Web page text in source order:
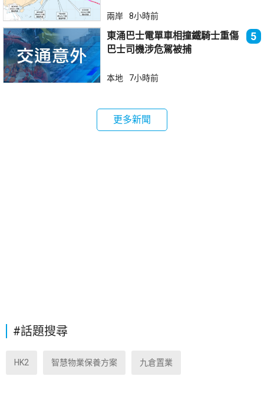
兩岸 8小時前
東涌巴士電單車相撞鐵騎士重傷
巴士司機涉危駕被捕
5
本地 7小時前
更多新聞
#話題搜尋
HK2 智慧物業保養方案 九倉置業